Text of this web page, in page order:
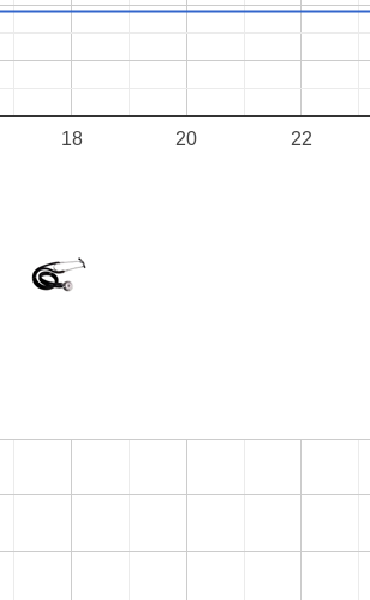
18 20 22